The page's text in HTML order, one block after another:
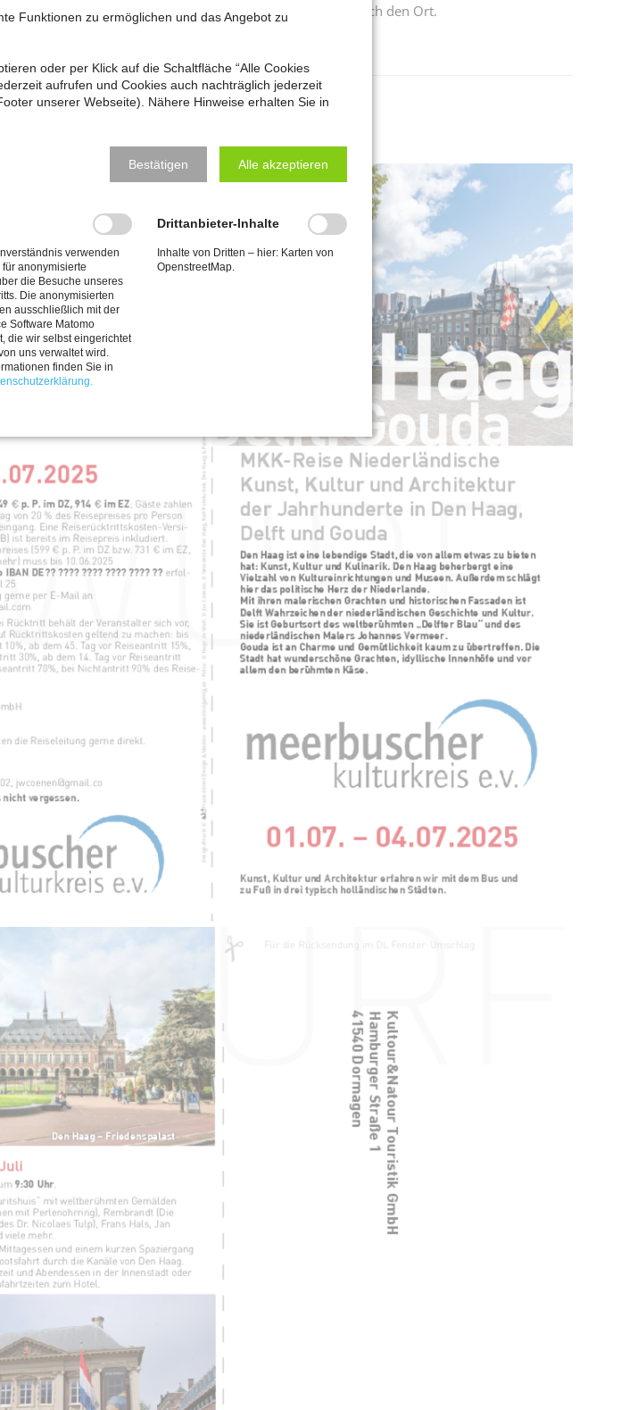
zum individuellen Lunch und kurze Wanderung durch den Ort.
Funktionen zu ermöglichen und das Angebot zu
oder per Klick auf die Schaltfläche “Alle Cookies
aufrufen und Cookies auch nachträglich jederzeit
unserer Webseite). Nähere Hinweise erhalten Sie in
Bestätigen Alle akzeptieren
verwenden
anonymisierte
die Besuche unseres
Die anonymisierten
ausschließlich mit der
Software Matomo
die wir selbst eingerichtet
uns verwaltet wird.
finden Sie in
Drittanbieter-Inhalte
Inhalte von Dritten – hier: Karten von
OpenstreetMap.